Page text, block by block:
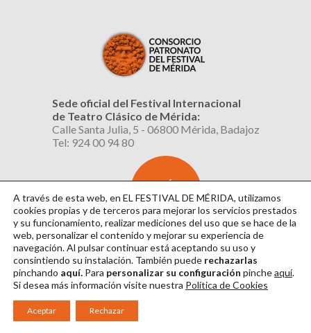
Sede oficial del Festival Internacional
de Teatro Clásico de Mérida:
Calle Santa Julia, 5 - 06800 Mérida, Badajoz
Tel: 924 00 94 80
SUSCRÍBETE
AL BOLETÍN
Aviso Legal|Política de Privacidad
|Webmaster: Axel Kacelnik
A través de esta web, en EL FESTIVAL DE MÉRIDA, utilizamos
cookies propias y de terceros para mejorar los servicios prestados
y su funcionamiento, realizar mediciones del uso que se hace de la
web, personalizar el contenido y mejorar su experiencia de
navegación. Al pulsar continuarestá aceptando su uso y
consintiendo su instalación. También puede rechazarlas
pinchando aquí. Para personalizar su configuración pincheaquí.
Si desea más información visite nuestra Política de Cookies
Aceptar Rechazar